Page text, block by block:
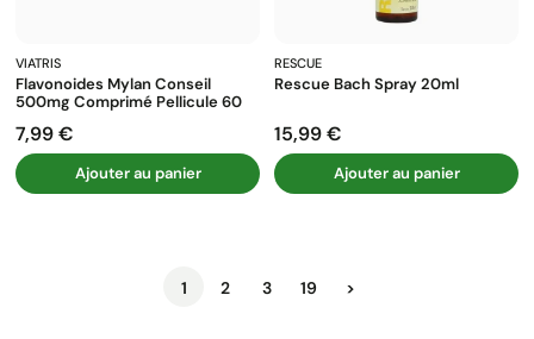
VIATRIS
Flavonoides Mylan Conseil
500mg Comprimé Pellicule 60
Prix
7,99 €
Ajouter au panier
RESCUE
Rescue Bach Spray 20ml
Prix
15,99 €
Ajouter au panier
1 2 3 19 Suivant
>